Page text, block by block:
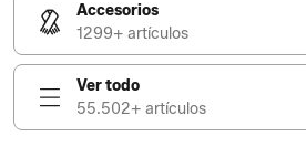
Accesorios
1299+ artículos
Ver todo
55.502+ artículos